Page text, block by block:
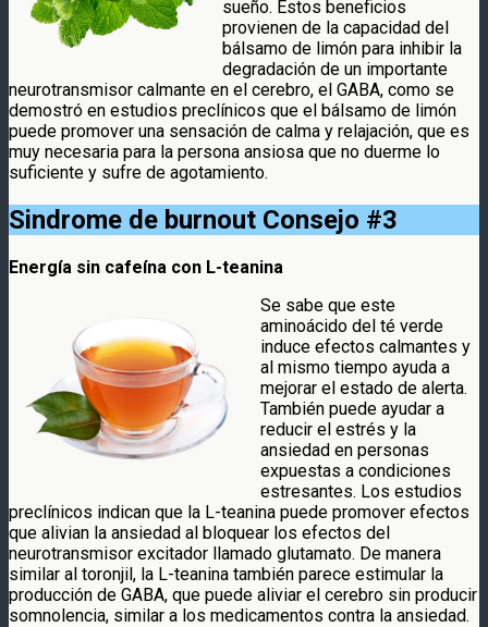
sueño. Estos beneficios
provienen de la capacidad del
bálsamo de limón para inhibir la
degradación de un importante
neurotransmisor calmante en el cerebro, el GABA, como se
demostró en estudios preclínicos que el bálsamo de limón
puede promover una sensación de calma y relajación, que es
muy necesaria para la persona ansiosa que no duerme lo
suficiente y sufre de agotamiento.
Sindrome de burnout Consejo #3
Energía sin cafeína con L-teanina
Se sabe que este
aminoácido del té verde
induce efectos calmantes y
al mismo tiempo ayuda a
mejorar el estado de alerta.
También puede ayudar a
reducir el estrés y la
ansiedad en personas
expuestas a condiciones
estresantes. Los estudios
preclínicos indican que la L-teanina puede promover efectos
que alivian la ansiedad al bloquear los efectos del
neurotransmisor excitador llamado glutamato. De manera
similar al toronjil, la L-teanina también parece estimular la
producción de GABA, que puede aliviar el cerebro sin producir
somnolencia, similar a los medicamentos contra la ansiedad.